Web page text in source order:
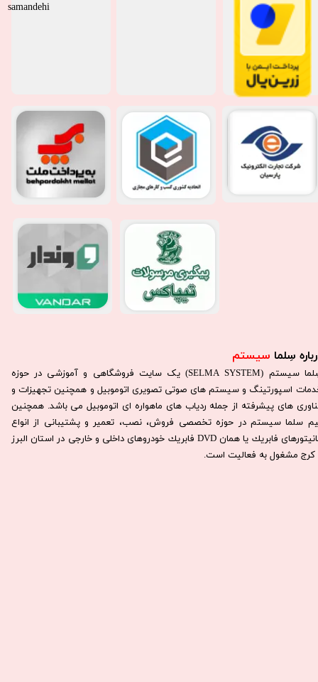
سِلما سیستم​​​​​​​
سِلما سيستم (SELMA SYSTEM) یک سایت فروشگاهی و آموزشی در حوزه
اسپورتینگ و سیستم های صوتی تصویری اتوموبیل و همچنین تجهیزات و
های پیشرفته از جمله ردیاب های ماهواره ای اتوموبیل می باشد. همچنين
سلما سيستم در حوزه تخصصی فروش، نصب، تعمير و پشتيبانی از انواع
مانيتورهای فابريك يا همان DVD فابريك خودروهای داخلی و خارجی در استان البرز
كرج مشغول به فعاليت است.​​​​​​​